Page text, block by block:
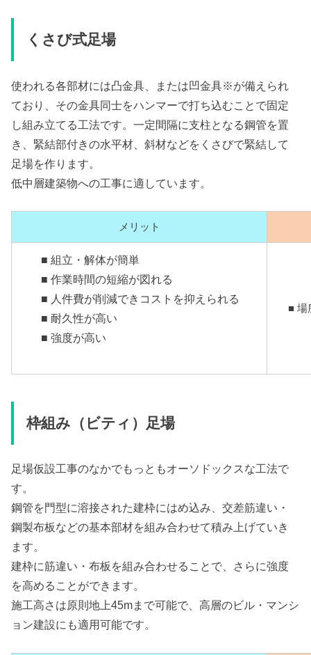
くさび式足場
使われる各部材には凸金具、または凹金具※が備えられ
ており、その金具同士をハンマーで打ち込むことで固定
し組み立てる工法です。一定間隔に支柱となる鋼管を置
き、緊結部付きの水平材、斜材などをくさびで緊結して
足場を作ります。
低中層建築物への工事に適しています。
メリット
■ 組立・解体が簡単
■ 作業時間の短縮が図れる
■ 人件費が削減できコストを抑えられる
■ 耐久性が高い
■ 強度が高い
■ 場
枠組み（ビティ）足場
足場仮設工事のなかでもっともオーソドックスな工法で
す。
鋼管を門型に溶接された建枠にはめ込み、交差筋違い・
鋼製布板などの基本部材を組み合わせて積み上げていき
ます。
建枠に筋違い・布板を組み合わせることで、さらに強度
を高めることができます。
施工高さは原則地上45mまで可能で、高層のビル・マンシ
ョン建設にも適用可能です。